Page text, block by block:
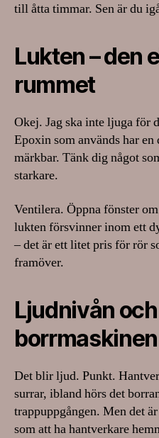
till åtta timmar. Sen är du
Lukten – den
rummet
Okej. Jag ska inte ljuga för
Epoxin som används har
märkbar. Tänk dig något
starkare.
Ventilera. Öppna fönster
lukten försvinner inom ett
– det är ett litet pris för rör
framöver.
Ljudnivån
borrmaskinen
Det blir ljud. Punkt.
surrar, ibland hörs det
trappuppgången. Men det
som att ha hantverkare